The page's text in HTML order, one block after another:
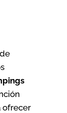
ofrecer